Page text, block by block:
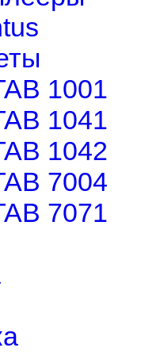
1001
1041
1042
7004
7071